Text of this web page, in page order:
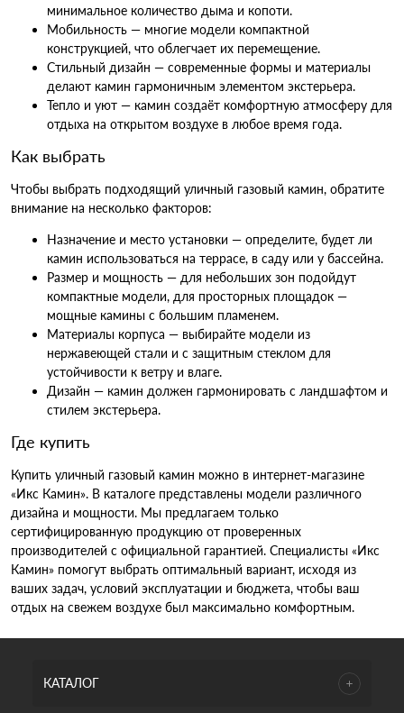
минимальное количество дыма и копоти.
Мобильность — многие модели компактной
конструкцией, что облегчает их перемещение.
Стильный дизайн — современные формы и материалы
делают камин гармоничным элементом экстерьера.
Тепло и уют — камин создаёт комфортную атмосферу для
отдыха на открытом воздухе в любое время года.
Как выбрать
Чтобы выбрать подходящий уличный газовый камин, обратите
внимание на несколько факторов:
Назначение и место установки — определите, будет ли
камин использоваться на террасе, в саду или у бассейна.
Размер и мощность — для небольших зон подойдут
компактные модели, для просторных площадок —
мощные камины с большим пламенем.
Материалы корпуса — выбирайте модели из
нержавеющей стали и с защитным стеклом для
устойчивости к ветру и влаге.
Дизайн — камин должен гармонировать с ландшафтом и
стилем экстерьера.
Где купить
Купить уличный газовый камин можно в интернет-магазине
«Икс Камин». В каталоге представлены модели различного
дизайна и мощности. Мы предлагаем только
сертифицированную продукцию от проверенных
производителей с официальной гарантией. Специалисты «Икс
Камин» помогут выбрать оптимальный вариант, исходя из
ваших задач, условий эксплуатации и бюджета, чтобы ваш
отдых на свежем воздухе был максимально комфортным.
КАТАЛОГ